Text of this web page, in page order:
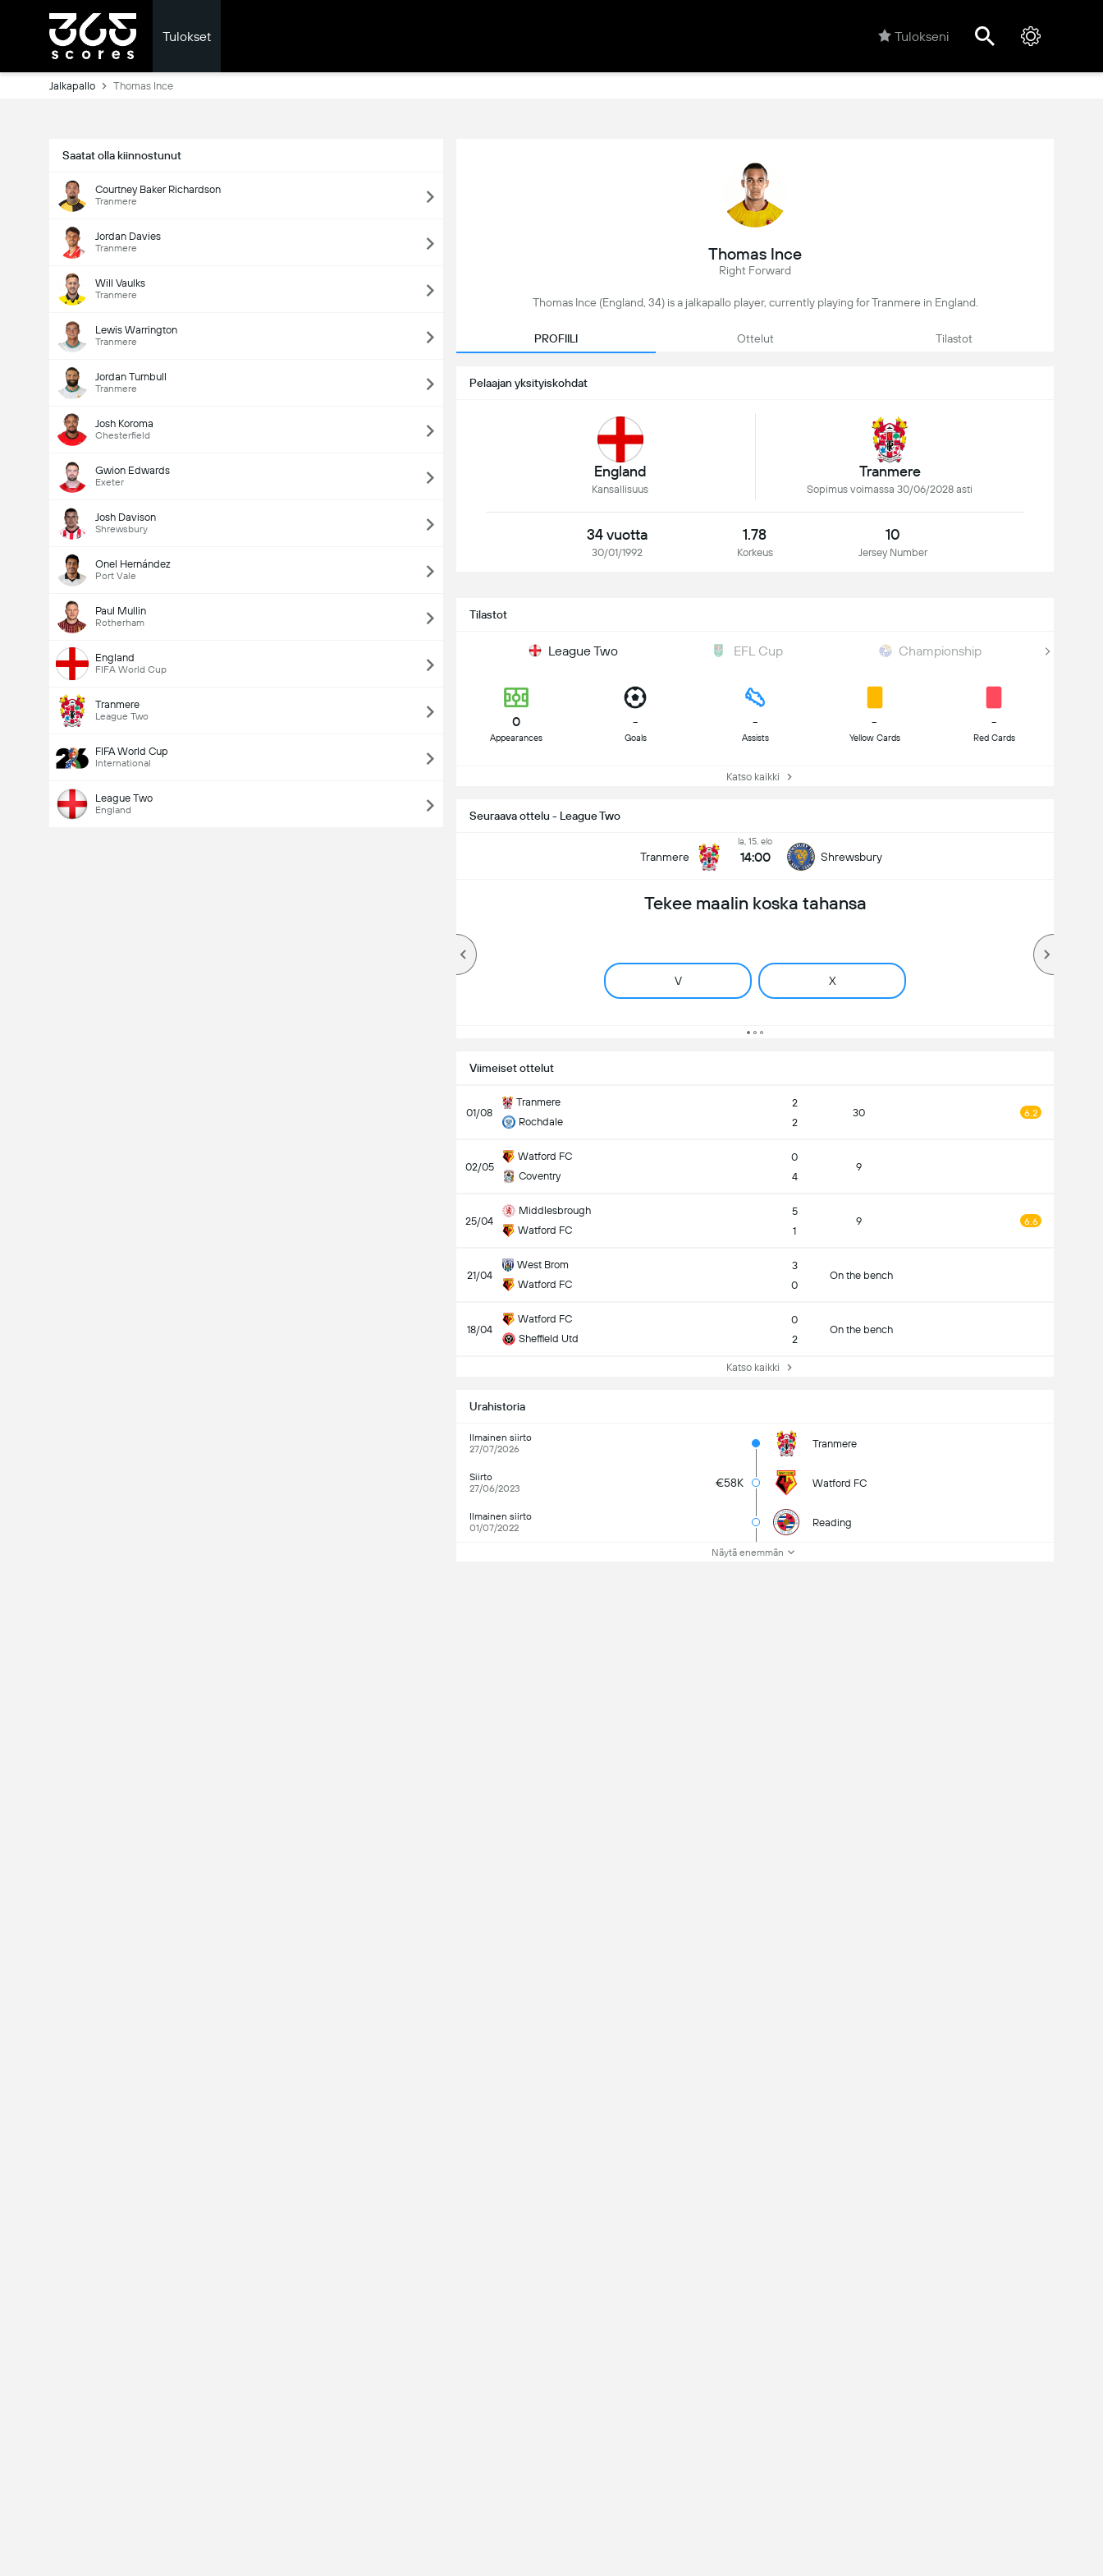
Tulokset Tulokseni
Jalkapallo Thomas Ince
Saatat olla kiinnostunut
Courtney Baker Richardson
Tranmere
Jordan Davies
Tranmere
Will Vaulks
Tranmere
Lewis Warrington
Tranmere
Jordan Turnbull
Tranmere
Josh Koroma
Chesterfield
Gwion Edwards
Exeter
Josh Davison
Shrewsbury
Onel Hernández
Port Vale
Paul Mullin
Rotherham
England
FIFA World Cup
Tranmere
League Two
FIFA World Cup
International
League Two
England
Thomas Ince
Right Forward
Thomas Ince (England, 34) is a jalkapallo player, currently playing for Tranmere in England.
PROFIILI Ottelut Tilastot
Pelaajan yksityiskohdat
England
Kansallisuus
Tranmere
Sopimus voimassa 30/06/2028 asti
34 vuotta
30/01/1992
1.78
Korkeus
10
Jersey Number
Tilastot
League Two EFL Cup Championship
0
Appearances
-
Goals
-
Assists
-
Yellow Cards
-
Red Cards
Katso kaikki
Seuraava ottelu - League Two
Tranmere
la, 15. elo
14:00 Shrewsbury
Tekee maalin koska tahansa
V X
Viimeiset ottelut
01/08
Tranmere
Rochdale
2
2
30 6.2
02/05
Watford FC
Coventry
0
4
9
25/04
Middlesbrough
Watford FC
5
1
9 6.6
21/04
West Brom
Watford FC
3
0
On the bench
18/04
Watford FC
Sheffield Utd
0
2
On the bench
Katso kaikki
Urahistoria
Ilmainen siirto
27/07/2026
Tranmere
Siirto
27/06/2023
€58K Watford FC
Ilmainen siirto
01/07/2022
Reading
Näytä enemmän